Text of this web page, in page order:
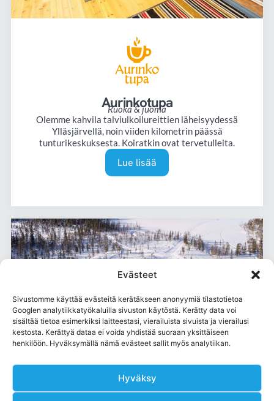
Evästeet
Sivustomme käyttää evästeitä kerätäkseen anonyymiä tilastotietoa
Googlen analytiikkatyökaluilla sivuston käytöstä. Kerätty data voi
sisältää tietoa esimerkiksi laitteestasi, vierailuista sivuista ja vierailusi
kestosta. Kerättyä dataa ei voida yhdistää suoraan yksittäiseen
henkilöön. Hyväksymällä nämä evästeet sallit myös analytiikan.
Hyväksy
Varaa
nyt
Aurinkotupa
Ruoka & juoma
Olemme kahvila talviulkoilureittien läheisyydessä
Ylläsjärvellä, noin viiden kilometrin päässä
tunturikeskuksesta. Koiratkin ovat tervetulleita.
Lue lisää
Kesängin Keidas
Ruoka & juoma
Kesängin Keidas on Kesänkijärvellä sijaitseva